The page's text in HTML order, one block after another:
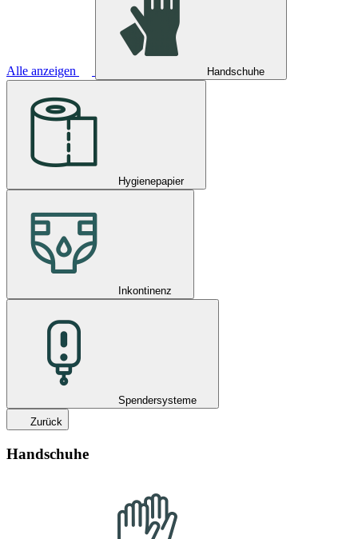
Alle anzeigen Handschuhe
Hygienepapier
Inkontinenz
Spendersysteme
Zurück
Handschuhe